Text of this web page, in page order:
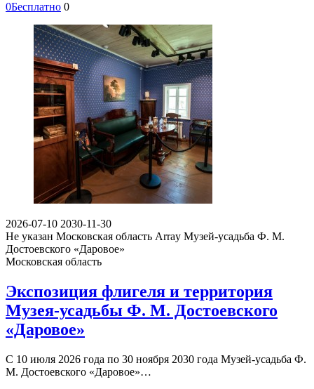
0Бесплатно 0
2026-07-10 2030-11-30
Не указан Московская область Array Музей-усадьба Ф. М.
Достоевского «Даровое»
Московская область
Экспозиция флигеля и территория
Музея-усадьбы Ф. М. Достоевского
«Даровое»
С 10 июля 2026 года по 30 ноября 2030 года Музей-усадьба Ф.
М. Достоевского «Даровое»…